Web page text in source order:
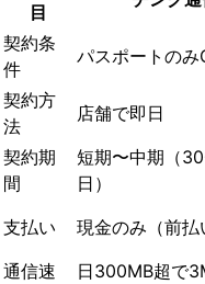
目
契約条
件
パスポートのみ
契約方
法
店舗で即日
契約期
間
短期〜中期（
日）
支払い 現金のみ（前払
通信速
日300MB超で